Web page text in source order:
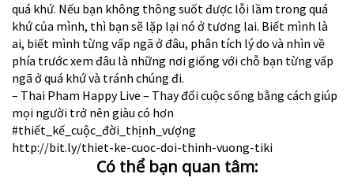
quá khứ. Nếu bạn không thông suốt được lỗi lầm trong quá
khứ của mình, thì bạn sẽ lặp lại nó ở tương lai. Biết mình là
ai, biết mình từng vấp ngã ở đâu, phân tích lý do và nhìn về
phía trước xem đâu là những nơi giống với chỗ bạn từng vấp
ngã ở quá khứ và tránh chúng đi.
– Thai Pham Happy Live – Thay đổi cuộc sống bằng cách giúp
mọi người trở nên giàu có hơn
#thiết_kế_cuộc_đời_thịnh_vượng
http://bit.ly/thiet-ke-cuoc-doi-thinh-vuong-tiki
Có thể bạn quan tâm: